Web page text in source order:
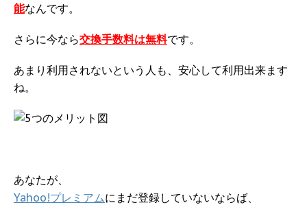
能なんです。
さらに今なら交換手数料は無料です。
あまり利用されないという人も、安心して利用出来ます
ね。
あなたが、
Yahoo!プレミアムにまだ登録していないならば、